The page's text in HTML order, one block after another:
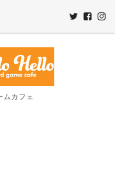
ムカフェ